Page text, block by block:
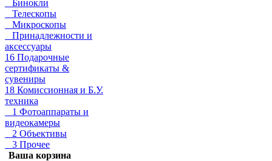
Бинокли
Телескопы
Микроскопы
Принадлежности и
аксессуары
16 Подарочные
сертификаты &
сувениры
18 Комиссионная и Б.У.
техника
1 Фотоаппараты и
видеокамеры
2 Объективы
3 Прочее
Ваша корзина